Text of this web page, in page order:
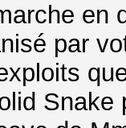
en
par